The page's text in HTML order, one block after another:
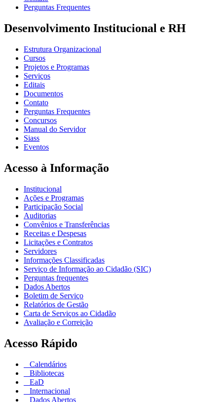
Perguntas Frequentes
Desenvolvimento Institucional e RH
Estrutura Organizacional
Cursos
Projetos e Programas
Serviços
Editais
Documentos
Contato
Perguntas Frequentes
Concursos
Manual do Servidor
Siass
Eventos
Acesso à Informação
Institucional
Ações e Programas
Participação Social
Auditorias
Convênios e Transferências
Receitas e Despesas
Licitações e Contratos
Servidores
Informações Classificadas
Serviço de Informação ao Cidadão (SIC)
Perguntas frequentes
Dados Abertos
Boletim de Serviço
Relatórios de Gestão
Carta de Serviços ao Cidadão
Avaliação e Correição
Acesso Rápido
Calendários
Bibliotecas
EaD
Internacional
Dados Abertos